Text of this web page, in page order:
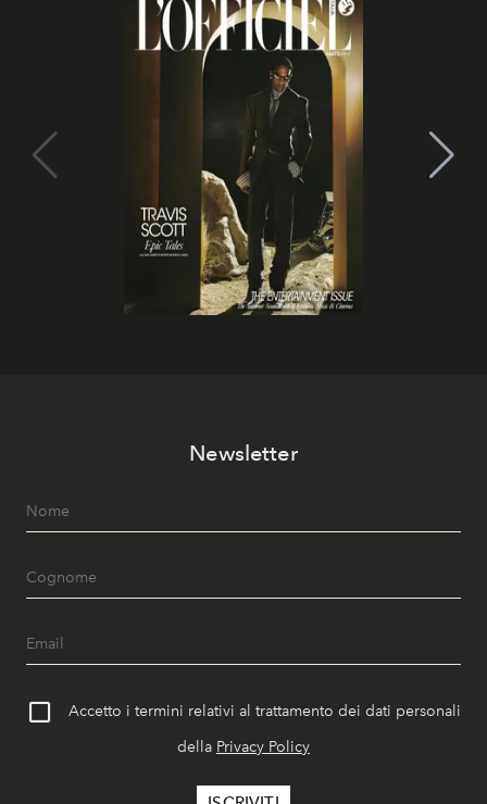
Newsletter
Accetto i termini relativi al trattamento dei dati personali
della Privacy Policy